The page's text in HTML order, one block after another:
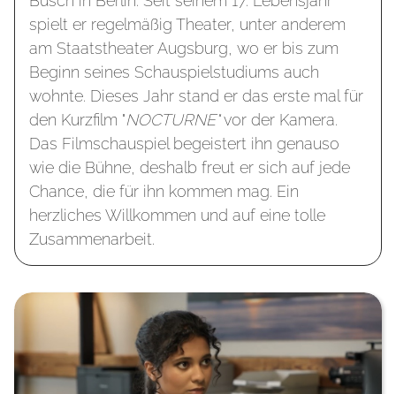
spielt er regelmäßig Theater, unter anderem
am Staatstheater Augsburg, wo er bis zum
Beginn seines Schauspielstudiums auch
wohnte. Dieses Jahr stand er das erste mal für
den Kurzfilm "NOCTURNE"vor der Kamera.
Das Filmschauspiel begeistert ihn genauso
wie die Bühne, deshalb freut er sich auf jede
Chance, die für ihn kommen mag. Ein
herzliches Willkommen und auf eine tolle
Zusammenarbeit.